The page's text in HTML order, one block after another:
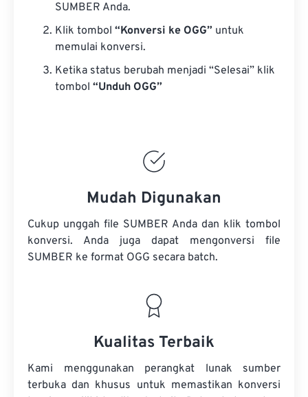
SUMBER Anda.
Klik tombol “Konversi ke OGG” untuk
memulai konversi.
Ketika status berubah menjadi “Selesai” klik
tombol “Unduh OGG”
Mudah Digunakan
Cukup unggah file SUMBER Anda dan klik tombol
konversi. Anda juga dapat mengonversi file
SUMBER ke format OGG secara batch.
Kualitas Terbaik
Kami menggunakan perangkat lunak sumber
terbuka dan khusus untuk memastikan konversi